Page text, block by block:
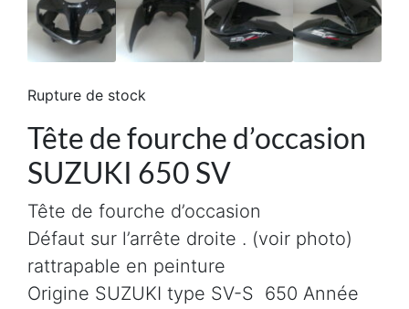
Tête de fourche d’occasion
SUZUKI 650 SV
Tête de fourche d’occasion
Défaut sur l’arrête droite . (voir photo)
rattrapable en peinture
Origine SUZUKI type SV-S 650 Année
Rupture de stock